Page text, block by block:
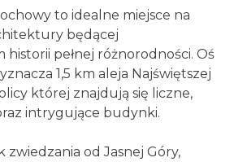
to idealne miejsce na
będącej
pełnej różnorodności. Oś
1,5 km aleja Najświętszej
której znajdują się liczne,
intrygujące budynki.
zwiedzania od Jasnej Góry,